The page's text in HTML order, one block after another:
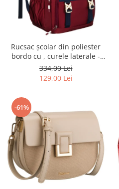
Rucsac școlar din poliester
bordo cu , curele laterale -
Peterson PTR-PTN 8594-1402
BORDO
334,00 Lei
129,00 Lei
-61%